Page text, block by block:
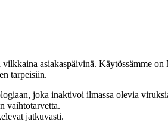
asiakaspäivinä. Käytössämme
tarpeisiin.
joka inaktivoi ilmassa olevia
vaihtotarvetta.
jatkuvasti.